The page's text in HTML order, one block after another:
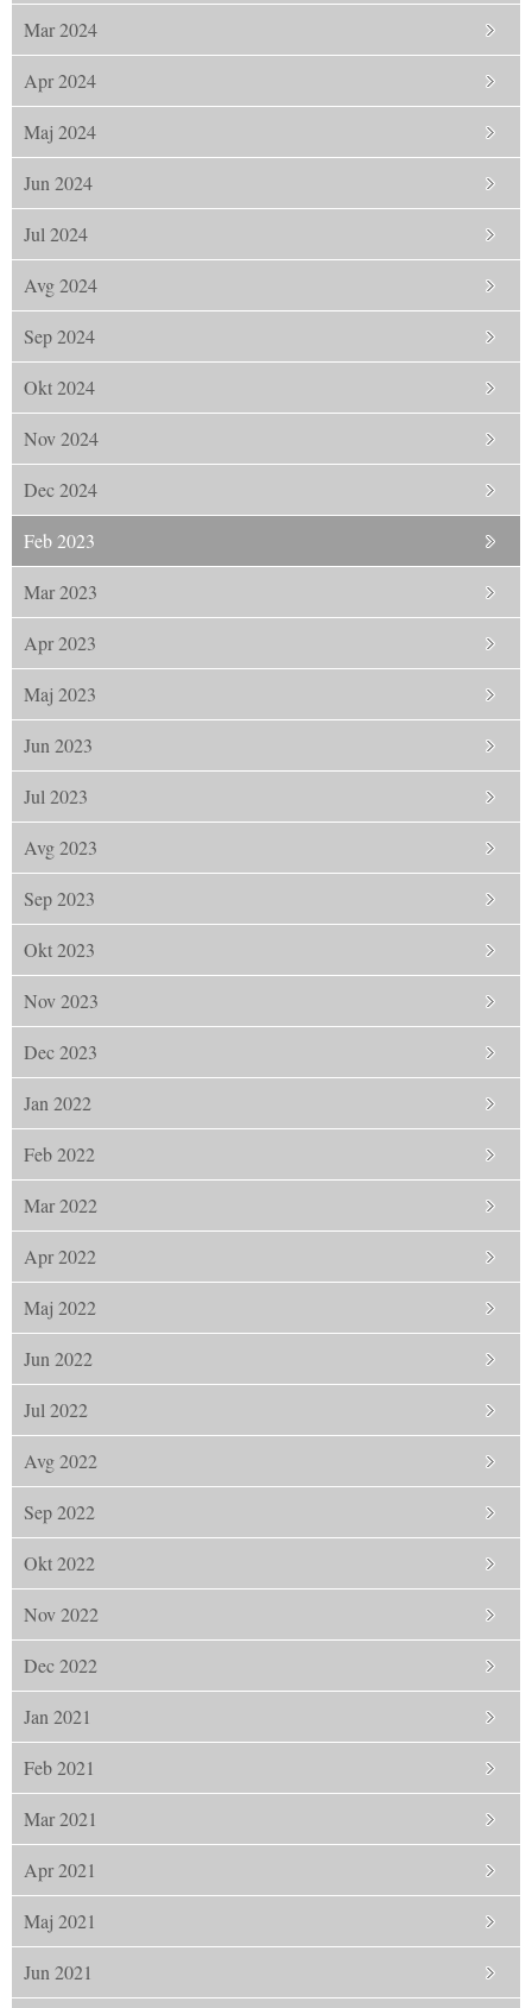
Mar 2024
Apr 2024
Maj 2024
Jun 2024
Jul 2024
Avg 2024
Sep 2024
Okt 2024
Nov 2024
Dec 2024
Feb 2023
Mar 2023
Apr 2023
Maj 2023
Jun 2023
Jul 2023
Avg 2023
Sep 2023
Okt 2023
Nov 2023
Dec 2023
Jan 2022
Feb 2022
Mar 2022
Apr 2022
Maj 2022
Jun 2022
Jul 2022
Avg 2022
Sep 2022
Okt 2022
Nov 2022
Dec 2022
Jan 2021
Feb 2021
Mar 2021
Apr 2021
Maj 2021
Jun 2021